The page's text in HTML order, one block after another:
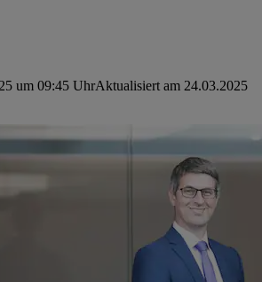
um 09:45 UhrAktualisiert am 24.03.2025